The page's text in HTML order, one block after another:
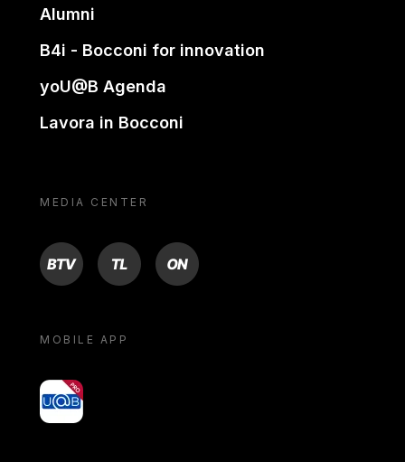
Alumni
B4i - Bocconi for innovation
yoU@B Agenda
Lavora in Bocconi
MEDIA CENTER
BTV TL ON
MOBILE APP
yoU@B